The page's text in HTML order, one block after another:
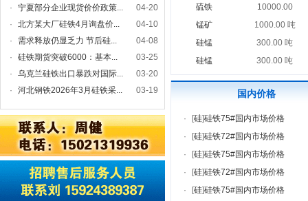
·
宁夏部分企业现货价价政策...
04-20
·
北方某大厂硅铁4月询盘价...
04-10
·
需求释放仍显乏力 节后硅...
04-08
·
硅铁期货突破6000：基本...
03-25
·
乌克兰硅铁出口暴跌对国际...
03-20
·
河北钢铁2026年3月硅铁采... 03-19
硫铁
10000.00
锰矿
1000.00 吨
硅锰
300.00 吨
硅锰
300.00 吨
国内价格
· [硅]硅铁75#国内市场价格
·
[硅]硅铁72#国内市场价格
·
[硅]硅铁75#国内市场价格
·
[硅]硅铁72#国内市场价格
·
[硅]硅铁75#国内市场价格